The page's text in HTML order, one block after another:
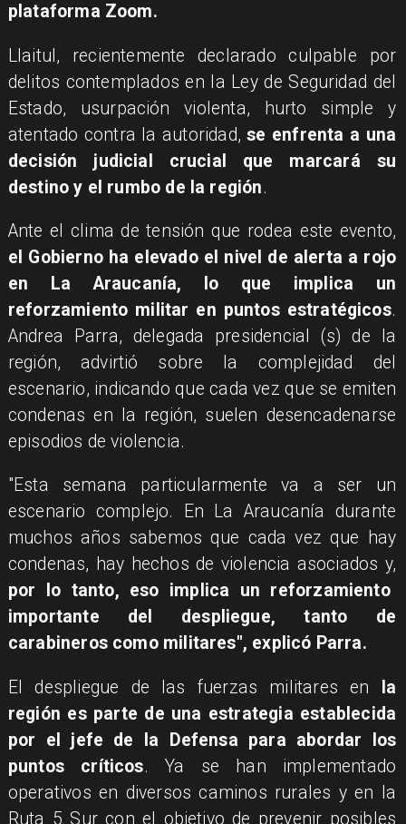
plataforma Zoom.
Llaitul, recientemente declarado culpable por
delitos contemplados en la Ley de Seguridad del
Estado, usurpación violenta, hurto simple y
atentado contra la autoridad, se enfrenta a una
decisión judicial crucial que marcará su
destino y el rumbo de la región.
Ante el clima de tensión que rodea este evento,
el Gobierno ha elevado el nivel de alerta a rojo
en La Araucanía, lo que implica un
reforzamiento militar en puntos estratégicos.
Andrea Parra, delegada presidencial (s) de la
región, advirtió sobre la complejidad del
escenario, indicando que cada vez que se emiten
condenas en la región, suelen desencadenarse
episodios de violencia.
"Esta semana particularmente va a ser un
escenario complejo. En La Araucanía durante
muchos años sabemos que cada vez que hay
condenas, hay hechos de violencia asociados y,
por lo tanto, eso implica un reforzamiento
importante del despliegue, tanto de
carabineros como militares", explicó Parra.
El despliegue de las fuerzas militares en la
región es parte de una estrategia establecida
por el jefe de la Defensa para abordar los
puntos críticos. Ya se han implementado
operativos en diversos caminos rurales y en la
Ruta 5 Sur con el objetivo de prevenir posibles